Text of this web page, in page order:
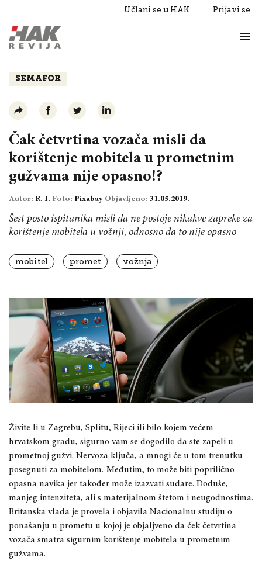
Učlani se u HAK Prijavi se
Razgovori
SEMAFOR
Čak četvrtina vozača misli da
korištenje mobitela u prometnim
gužvama nije opasno!?
Autor: R. I. Foto: Pixabay Objavljeno: 31.05.2019.
Šest posto ispitanika misli da ne postoje nikakve zapreke za
korištenje mobitela u vožnji, odnosno da to nije opasno
mobitel promet vožnja
Živite li u Zagrebu, Splitu, Rijeci ili bilo kojem većem
hrvatskom gradu, sigurno vam se dogodilo da ste zapeli u
prometnoj gužvi. Nervoza ključa, a mnogi će u tom trenutku
posegnuti za mobitelom. Međutim, to može biti poprilično
opasna navika jer također može izazvati sudare. Doduše,
manjeg intenziteta, ali s materijalnom štetom i neugodnostima.
Britanska vlada je provela i objavila Nacionalnu studiju o
ponašanju u prometu u kojoj je objaljveno da ček četvrtina
vozača smatra sigurnim korištenje mobitela u prometnim
gužvama.